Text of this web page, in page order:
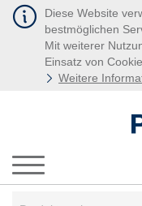
Diese Website
bestmöglichen
Mit weiterer
Einsatz von
Weitere
Menü